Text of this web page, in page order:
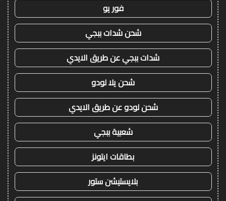
فور يو
شحن شدات ببجي
شدات ببجي عن طريق الايدي
شحن يلا لودو
شحن لودو عن طريق الايدي
شعبية ببجي
بطاقات ايتونز
بلايستيشن ستور